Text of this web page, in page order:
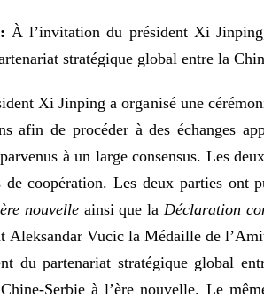
À l’invitation du président Xi
stratégique global entre la
Xi Jinping a organisé une
afin de procéder à des échanges
à un large consensus. Les
de coopération. Les deux parties ont
nouvelle ainsi que la Déclaration
Aleksandar Vucic la Médaille de
du partenariat stratégique global
Chine-Serbie à l’ère nouvelle. Le